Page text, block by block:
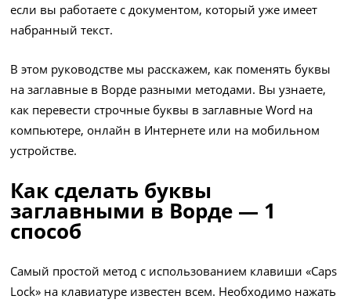
если вы работаете с документом, который уже имеет
набранный текст.
В этом руководстве мы расскажем, как поменять буквы
на заглавные в Ворде разными методами. Вы узнаете,
как перевести строчные буквы в заглавные Word на
компьютере, онлайн в Интернете или на мобильном
устройстве.
Как сделать буквы
заглавными в Ворде — 1
способ
Самый простой метод с использованием клавиши «Caps
Lock» на клавиатуре известен всем. Необходимо нажать